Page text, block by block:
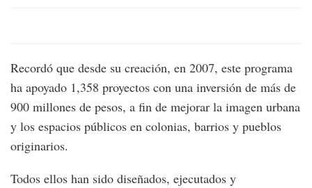
Recordó que desde su creación, en 2007, este programa
ha apoyado 1,358 proyectos con una inversión de más de
900 millones de pesos, a fin de mejorar la imagen urbana
y los espacios públicos en colonias, barrios y pueblos
originarios.
Todos ellos han sido diseñados, ejecutados y